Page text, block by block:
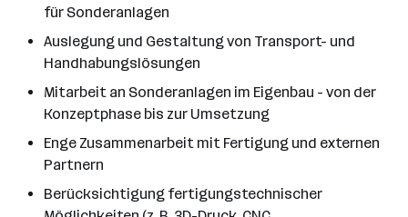
für Sonderanlagen
Auslegung und Gestaltung von Transport- und
Handhabungslösungen
Mitarbeit an Sonderanlagen im Eigenbau - von der
Konzeptphase bis zur Umsetzung
Enge Zusammenarbeit mit Fertigung und externen
Partnern
Berücksichtigung fertigungstechnischer